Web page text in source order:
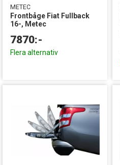
METEC
Frontbåge Fiat Fullback
16-, Metec
7870:-
Flera alternativ